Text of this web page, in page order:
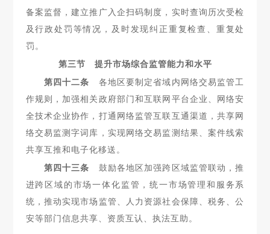
备案监督，建立推广入企扫码制度，实时查询历次受检
及行政处罚等情况，及时发现纠正重复检查、重复处
罚。
第三节 提升市场综合监管能力和水平
第四十二条 各地区要制定省域内网络交易监管工
作规则，加强相关政府部门和互联网平台企业、网络安
全技术企业协作，打通网络监管互联互通渠道，共享网
络交易监测字词库，实现网络交易监测结果、案件线索
共享互推和电子化移送。
第四十三条 鼓励各地区加强跨区域监管联动，推
进跨区域的 市场一体化监管，统一市场管理和服务系
统，推动实现市场监管、人力资源社会保障、税务、公
安等部门信息共享、资质互认、执法互助。